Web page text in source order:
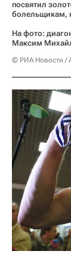
посвятил
болельщикам,
На фото:
Максим
© РИА Новости /